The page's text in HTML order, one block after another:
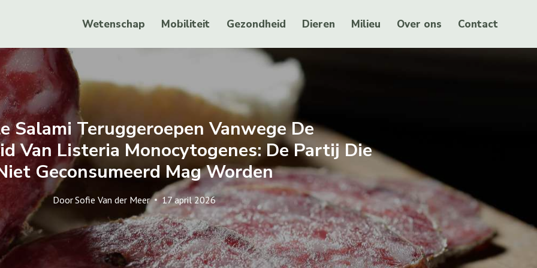
Wetenschap Mobiliteit Gezondheid Dieren Milieu Over ons Contact
Salami Teruggeroepen Vanwege De
Van Listeria Monocytogenes: De Partij Die
Geconsumeerd Mag Worden
DoorSofie Van der Meer 17 april 2026